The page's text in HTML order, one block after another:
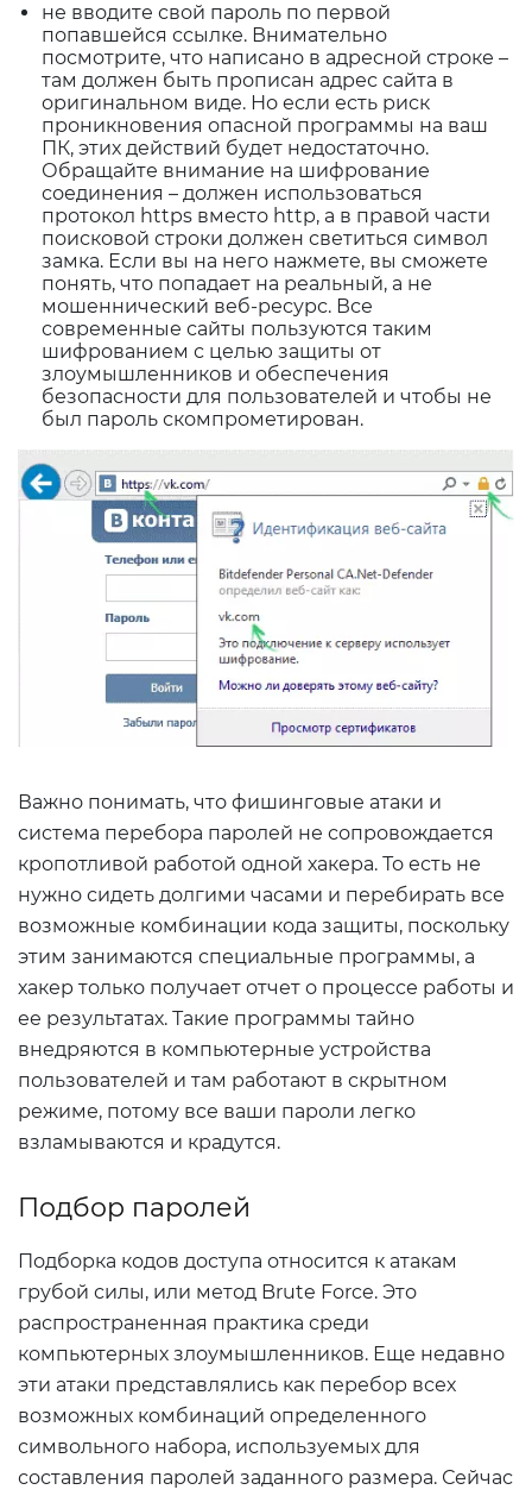
не вводите свой пароль по первой
попавшейся ссылке. Внимательно
посмотрите, что написано в адресной строке –
там должен быть прописан адрес сайта в
оригинальном виде. Но если есть риск
проникновения опасной программы на ваш
ПК, этих действий будет недостаточно.
Обращайте внимание на шифрование
соединения – должен использоваться
протокол https вместо http, а в правой части
поисковой строки должен светиться символ
замка. Если вы на него нажмете, вы сможете
понять, что попадает на реальный, а не
мошеннический веб-ресурс. Все
современные сайты пользуются таким
шифрованием с целью защиты от
злоумышленников и обеспечения
безопасности для пользователей и чтобы не
был пароль скомпрометирован.
Важно понимать, что фишинговые атаки и
система перебора паролей не сопровождается
кропотливой работой одной хакера. То есть не
нужно сидеть долгими часами и перебирать все
возможные комбинации кода защиты, поскольку
этим занимаются специальные программы, а
хакер только получает отчет о процессе работы и
ее результатах. Такие программы тайно
внедряются в компьютерные устройства
пользователей и там работают в скрытном
режиме, потому все ваши пароли легко
взламываются и крадутся.
Подбор паролей
Подборка кодов доступа относится к атакам
грубой силы, или метод Brute Force. Это
распространенная практика среди
компьютерных злоумышленников. Еще недавно
эти атаки представлялись как перебор всех
возможных комбинаций определенного
символьного набора, используемых для
составления паролей заданного размера. Сейчас